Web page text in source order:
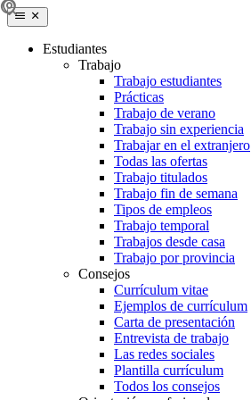
Estudiantes
Trabajo
Trabajo estudiantes
Prácticas
Trabajo de verano
Trabajo sin experiencia
Trabajar en el extranjero
Todas las ofertas
Trabajo titulados
Trabajo fin de semana
Tipos de empleos
Trabajo temporal
Trabajos desde casa
Trabajo por provincia
Consejos
Currículum vitae
Ejemplos de currículum
Carta de presentación
Entrevista de trabajo
Las redes sociales
Plantilla currículum
Todos los consejos